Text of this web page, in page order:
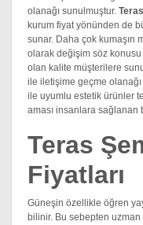
olanağı sunulmuştur.
kurum fiyat yönünden de
sunar. Daha çok kumaşın
olarak değişim söz konusu
olan kalite müşterilere
ile iletişime geçme
ile uyumlu estetik ürünler
aması insanlara sağlanan
Teras
Fiyatları
Güneşin özellikle öğren
bilinir. Bu sebepten